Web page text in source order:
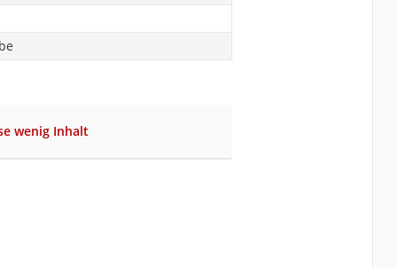
wenig Inhalt